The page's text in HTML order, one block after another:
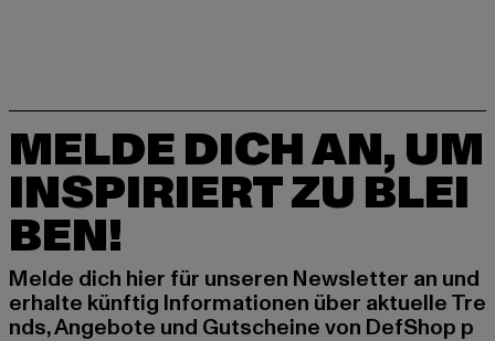
MELDE DICH AN, UM
INSPIRIERT ZU BLEI
BEN!
Melde dich hier für unseren Newsletter an und
erhalte künftig Informationen über aktuelle Tre
nds, Angebote und Gutscheine von DefShop p